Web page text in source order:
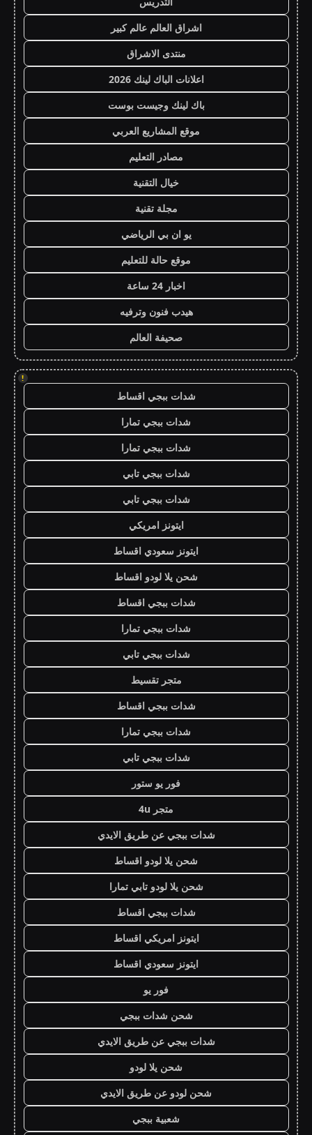
اشراق العالم عالم كبير
منتدى الاشراق
اعلانات الباك لينك 2026
باك لينك وجيست بوست
موقع المشاريع العربي
مصادر التعليم
خيال التقنية
مجلة تقنية
يو ان بي الرياضي
موقع حالة للتعليم
اخبار 24 ساعة
هيدب فنون وترفيه
صحيفة العالم
!
شدات ببجي اقساط
شدات ببجي تمارا
شدات ببجي تمارا
شدات ببجي تابي
شدات ببجي تابي
ايتونز امريكي
ايتونز سعودي اقساط
شحن يلا لودو اقساط
شدات ببجي اقساط
شدات ببجي تمارا
شدات ببجي تابي
متجر تقسيط
شدات ببجي اقساط
شدات ببجي تمارا
شدات ببجي تابي
فور يو ستور
متجر 4u
شدات ببجي عن طريق الايدي
شحن يلا لودو اقساط
شحن يلا لودو تابي تمارا
شدات ببجي اقساط
ايتونز امريكي اقساط
ايتونز سعودي اقساط
فور يو
شحن شدات ببجي
شدات ببجي عن طريق الايدي
شحن يلا لودو
شحن لودو عن طريق الايدي
شعبية ببجي